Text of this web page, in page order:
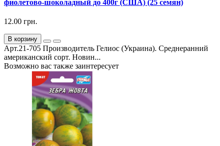
фиолетово-шоколадный до 400г (США) (25 семян)
12.00 грн.
В корзину
Арт.21-705 Производитель Гелиос (Украина). Среднеранний
американский сорт. Новин...
Возможно вас также заинтересует